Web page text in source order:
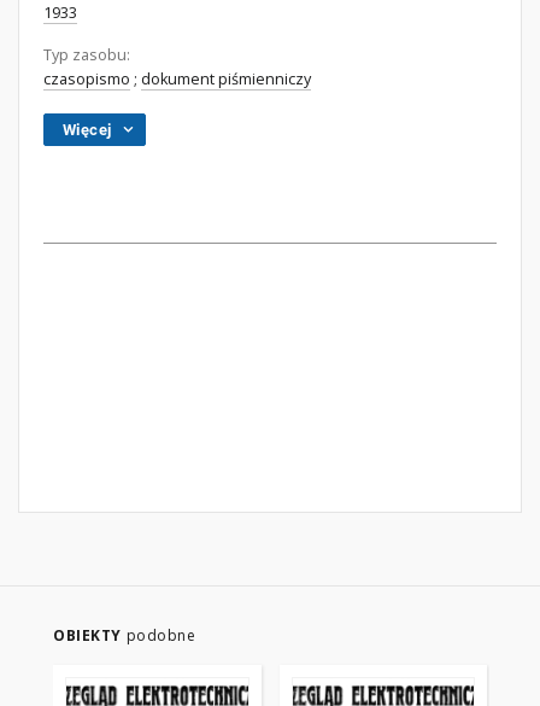
1933
Typ zasobu:
czasopismo ; dokument piśmienniczy
Więcej
OBIEKTY podobne